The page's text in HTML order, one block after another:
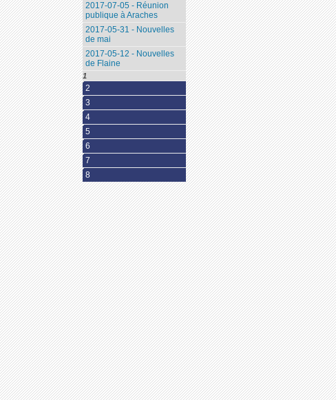
2017-07-05 - Réunion
publique à Araches
2017-05-31 - Nouvelles
de mai
2017-05-12 - Nouvelles
de Flaine
1
2
3
4
5
6
7
8